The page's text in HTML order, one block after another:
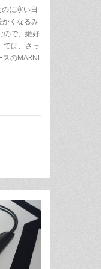
に寒い日
かくなるみ
ので、絶好
では、さっ
のMARNI